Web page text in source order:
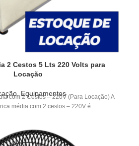
2 Cestos 5 Lts 220 Volts para
Locação
, Equipamentos
com 2 Cestos – 220V (Para Locação) A
média com 2 cestos – 220V é